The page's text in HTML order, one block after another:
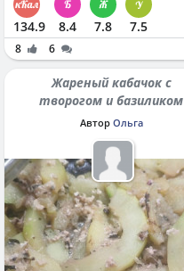
134.9 8.4 7.8 7.5
8 6
Жареный кабачок с
творогом и базиликом
Автор Ольга